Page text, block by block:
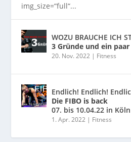
img_size=“full“...
WOZU BRAUCHE ICH
3 Gründe und ein
20. Nov. 2022 | Fitness
Endlich! Endlich!
Die FIBO is back
07. bis 10.04.22 in Köln
1. Apr. 2022 | Fitness